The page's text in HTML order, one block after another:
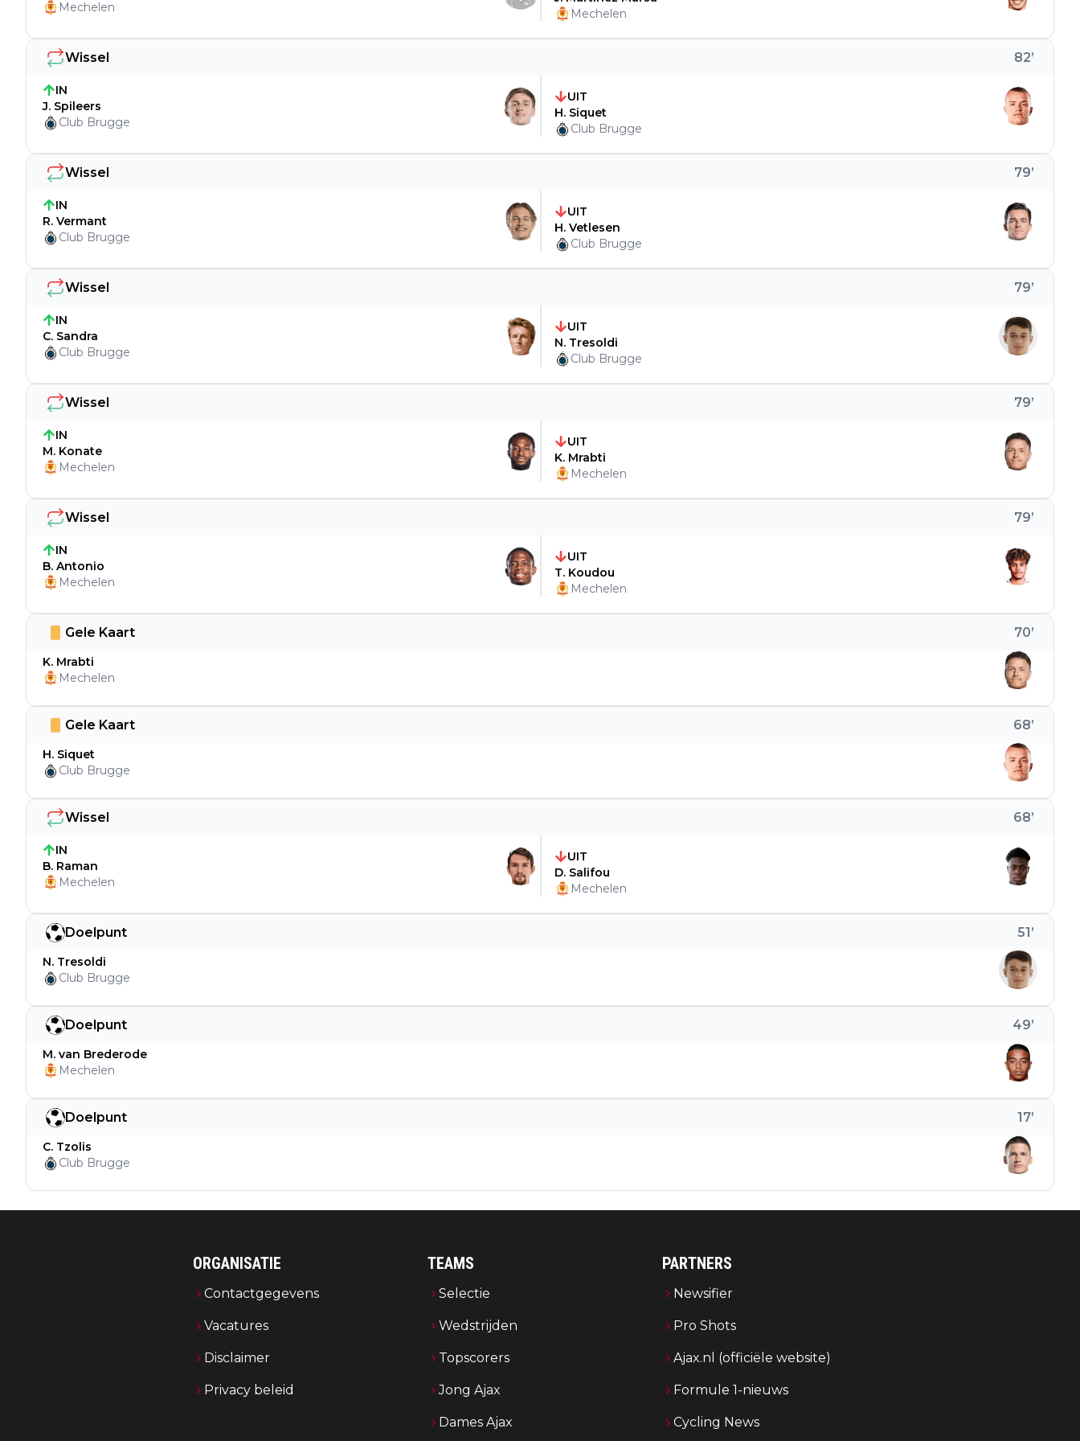
Doelpunt 17’
C. Tzolis
Club Brugge
Doelpunt 49’
M. van Brederode
Mechelen
Doelpunt 51’
N. Tresoldi
Club Brugge
Wissel 68’
IN
B. Raman
Mechelen
UIT
D. Salifou
Mechelen
Gele Kaart 68’
H. Siquet
Club Brugge
Gele Kaart 70’
K. Mrabti
Mechelen
Wissel 79’
IN
B. Antonio
Mechelen
UIT
T. Koudou
Mechelen
Wissel 79’
IN
M. Konate
Mechelen
UIT
K. Mrabti
Mechelen
Wissel 79’
IN
C. Sandra
Club Brugge
UIT
N. Tresoldi
Club Brugge
Wissel 79’
IN
R. Vermant
Club Brugge
UIT
H. Vetlesen
Club Brugge
Wissel 82’
IN
J. Spileers
Club Brugge
UIT
H. Siquet
Club Brugge
Mechelen
Mechelen
ORGANISATIE
Contactgegevens
Vacatures
Disclaimer
Privacy beleid
TEAMS
Selectie
Wedstrijden
Topscorers
Jong Ajax
Dames Ajax
PARTNERS
Newsifier
Pro Shots
Ajax.nl (officiële website)
Formule 1-nieuws
Cycling News